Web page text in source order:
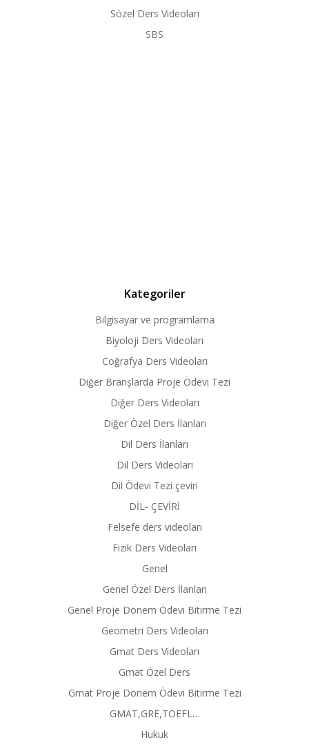
Sözel Ders Videoları
SBS
Kategoriler
Bilgisayar ve programlama
Biyoloji Ders Videoları
Coğrafya Ders Videoları
Diğer Branşlarda Proje Ödevi Tezi
Diğer Ders Videoları
Diğer Özel Ders İlanları
Dil Ders İlanları
Dil Ders Videoları
Dil Ödevi Tezi çeviri
DİL- ÇEVİRİ
Felsefe ders videoları
Fizik Ders Videoları
Genel
Genel Özel Ders İlanları
Genel Proje Dönem Ödevi Bitirme Tezi
Geometri Ders Videoları
Gmat Ders Videoları
Gmat Özel Ders
Gmat Proje Dönem Ödevi Bitirme Tezi
GMAT,GRE,TOEFL…
Hukuk